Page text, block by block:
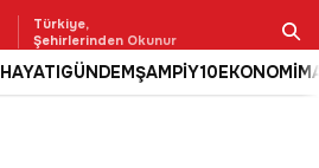
Türkiye,
Şehirlerinden Okunur
GÜNDEMŞAMPİY10EKONOMİ
Ara